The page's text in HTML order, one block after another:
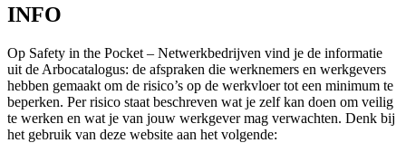
INFO
Op Safety in the Pocket – Netwerkbedrijven vind je de informatie
uit de Arbocatalogus: de afspraken die werknemers en werkgevers
hebben gemaakt om de risico’s op de werkvloer tot een minimum te
beperken. Per risico staat beschreven wat je zelf kan doen om veilig
te werken en wat je van jouw werkgever mag verwachten. Denk bij
het gebruik van deze website aan het volgende: